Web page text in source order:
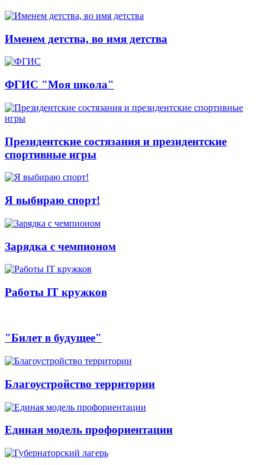
Именем детства, во имя детства
ФГИС "Моя школа"
Президентские состязания и президентские
спортивные игры
Я выбираю спорт!
Зарядка с чемпионом
Работы IT кружков
"Билет в будущее"
Благоустройство территории
Единая модель профориентации